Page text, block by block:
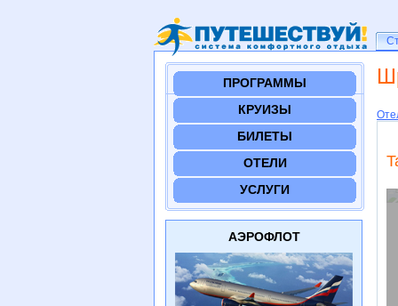
ПРОГРАММЫ
КРУИЗЫ
БИЛЕТЫ
ОТЕЛИ
УСЛУГИ
АЭРОФЛОТ